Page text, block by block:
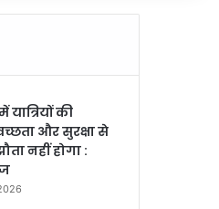
यात्रियों की
और सुरक्षा से
नहीं होगा :